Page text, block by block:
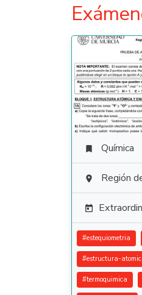
 Química
 Región

#estequiometria
#estructura-
#termoquimica